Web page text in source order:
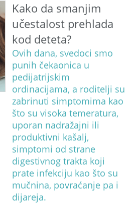
Kako da smanjim
učestalost prehlada
kod deteta?
Ovih dana, svedoci smo
punih čekaonica u
pedijatrijskim
ordinacijama, a roditelji su
zabrinuti simptomima kao
što su visoka temeratura,
uporan nadražajni ili
produktivni kašalj,
simptomi od strane
digestivnog trakta koji
prate infekciju kao što su
mučnina, povraćanje pa i
dijareja.